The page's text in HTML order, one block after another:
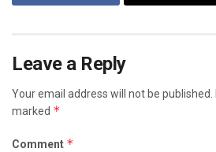
Leave a Reply
Your email address will not be published.
marked *
Comment *